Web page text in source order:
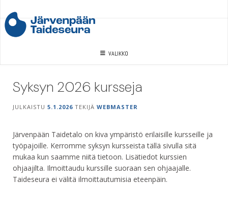
to
content
VALIKKO
Syksyn 2026 kursseja
JULKAISTU 5.1.2026 TEKIJÄ WEBMASTER
Järvenpään Taidetalo on kiva ympäristö erilaisille kursseille ja
työpajoille. Kerromme syksyn kursseista tällä sivulla sitä
mukaa kun saamme niitä tietoon. Lisätiedot kurssien
ohjaajilta. Ilmoittaudu kurssille suoraan sen ohjaajalle.
Taideseura ei välitä ilmoittautumisia eteenpäin.